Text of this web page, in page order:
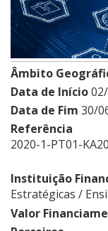
Âmbito
Data de Início
Data de Fim 30/
Referência
2020-1-PT01-
Instituição
Estratégicas /
Valor